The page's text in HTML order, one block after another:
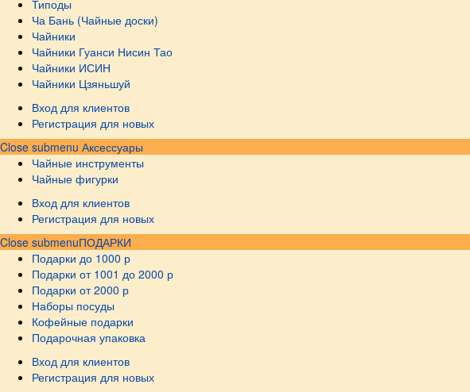
Типоды
Ча Бань (Чайные доски)
Чайники
Чайники Гуанси Нисин Тао
Чайники ИСИН
Чайники Цзяньшуй
Вход для клиентов
Регистрация для новых
Close submenu Аксессуары
Чайные инструменты
Чайные фигурки
Вход для клиентов
Регистрация для новых
Close submenuПОДАРКИ
Подарки до 1000 р
Подарки от 1001 до 2000 р
Подарки от 2000 р
Наборы посуды
Кофейные подарки
Подарочная упаковка
Вход для клиентов
Регистрация для новых